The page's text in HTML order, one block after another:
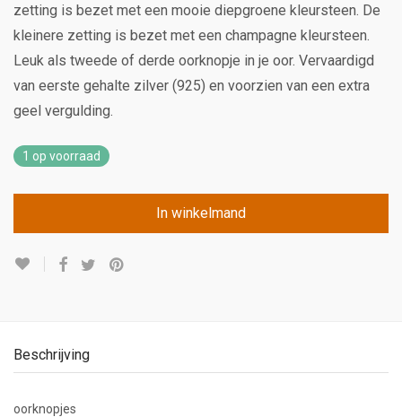
zetting is bezet met een mooie diepgroene kleursteen. De
kleinere zetting is bezet met een champagne kleursteen.
Leuk als tweede of derde oorknopje in je oor. Vervaardigd
van eerste gehalte zilver (925) en voorzien van een extra
geel vergulding.
1 op voorraad
In winkelmand
Beschrijving
oorknopjes